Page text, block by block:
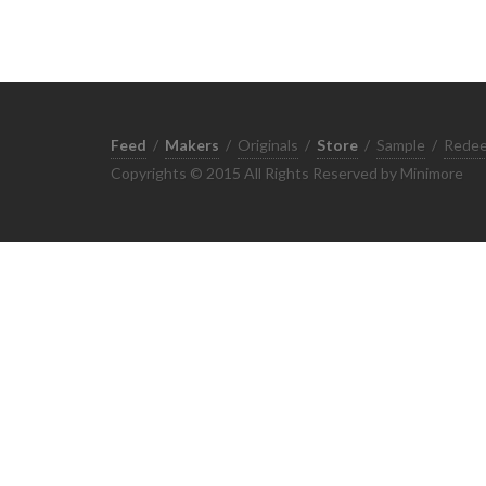
Feed / Makers / Originals / Store / Sample /
Copyrights © 2015 All Rights Reserved by Minimore